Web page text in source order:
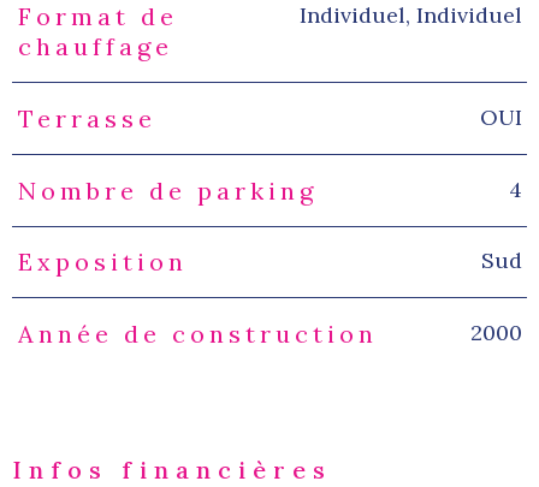
Format de
chauffage
Individuel, Individuel
Terrasse OUI
Nombre de parking 4
Exposition Sud
Année de construction 2000
Infos financières